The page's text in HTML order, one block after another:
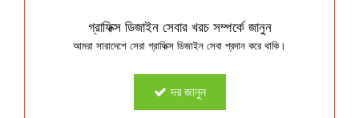
গ্রাফিক্স ডিজাইন সেবার খরচ সম্পর্কে জানুন
আমরা সারাদেশে সেরা গ্রাফিক্স ডিজাইন সেবা প্রদান করে থাকি।
দর জানুন